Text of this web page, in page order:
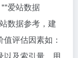
""爱站数据
数据参考，建
评估因素如：